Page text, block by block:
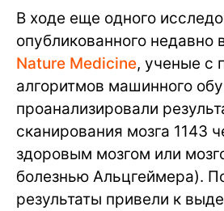
В ходе еще одного
опубликованного недавно
Nature Medicine, ученые с
алгоритмов машинного
проанализировали
сканирования мозга 1143
здоровым мозгом или
болезнью Альцгеймера).
результаты привели к